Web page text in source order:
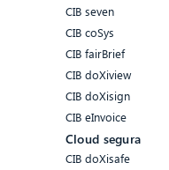
CIB seven
CIB coSys
CIB fairBrief
CIB doXiview
CIB doXisign
CIB eInvoice
Cloud segura
CIB doXisafe